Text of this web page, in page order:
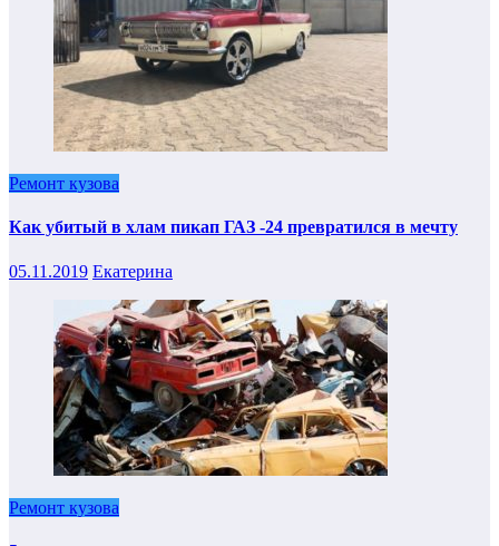
Ремонт кузова
Как убитый в хлам пикап ГАЗ -24 превратился в мечту
05.11.2019 Екатерина
Ремонт кузова